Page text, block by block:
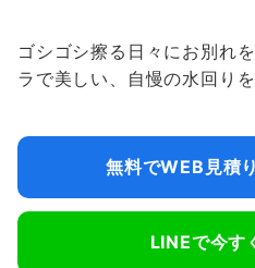
ゴシゴシ擦る日々にお別れ
ラで美しい、自慢の水回り
無料でWEB見積
LINEで今す